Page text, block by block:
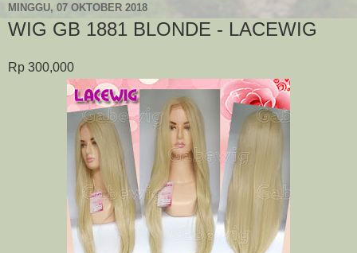
MINGGU, 07 OKTOBER 2018
WIG GB 1881 BLONDE - LACEWIG
Rp 300,000